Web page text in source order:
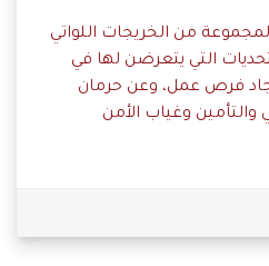
من الخريجات اللواتي
التي يتعرضن لها في
فرص عمل، وعن حرمان
وغياب الأمن